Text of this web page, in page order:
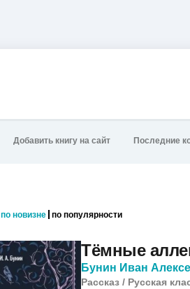
Добавить книгу на сайт Последние
по новизне по популярности
Тёмные
Бунин Иван
Рассказ / Русская